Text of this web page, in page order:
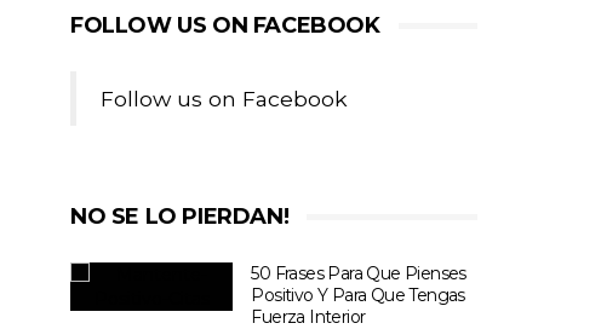
FOLLOW US ON FACEBOOK
Follow us on Facebook
NO SE LO PIERDAN!
50 Frases Para Que Pienses
Positivo Y Para Que Tengas
Fuerza Interior